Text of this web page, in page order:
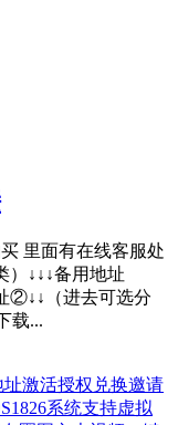
里面有在线客服处
）↓↓↓备用地址
②↓↓（进去可选分
...